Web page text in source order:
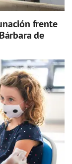
frente
de